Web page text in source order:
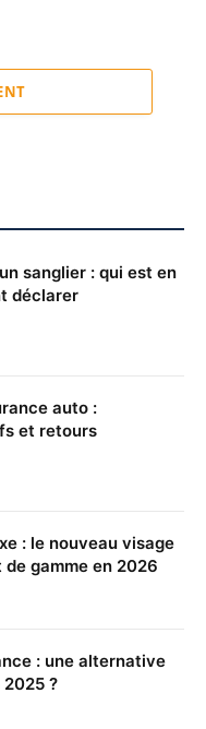
sanglier : qui est en
déclarer
auto :
et retours
: le nouveau visage
gamme en 2026
: une alternative
?